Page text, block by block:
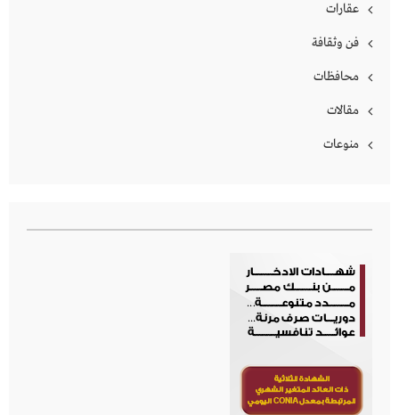
عقارات
فن وثقافة
محافظات
مقالات
منوعات